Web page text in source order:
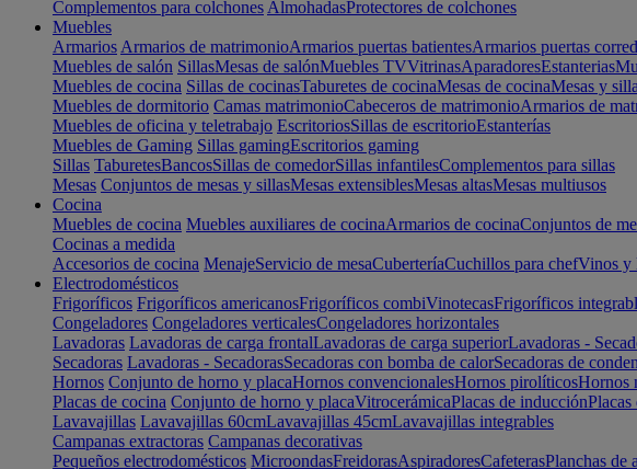
Complementos para colchones AlmohadasProtectores de colchones
Muebles
Armarios Armarios de matrimonioArmarios puertas batientesArmarios puertas
Muebles de salón SillasMesas de salónMuebles TVVitrinasAparadoresEstanterias
Muebles de cocina Sillas de cocinasTaburetes de cocinaMesas de cocinaMesas y
Muebles de dormitorio Camas matrimonioCabeceros de matrimonioArmarios de
Muebles de oficina y teletrabajo EscritoriosSillas de escritorioEstanterías
Muebles de Gaming Sillas gamingEscritorios gaming
Sillas TaburetesBancosSillas de comedorSillas infantilesComplementos para sillas
Mesas Conjuntos de mesas y sillasMesas extensiblesMesas altasMesas multiusos
Cocina
Muebles de cocina Muebles auxiliares de cocinaArmarios de cocinaConjuntos de
Cocinas a medida
Accesorios de cocina MenajeServicio de mesaCuberteríaCuchillos para chefVinos y
Electrodomésticos
Frigoríficos Frigoríficos americanosFrigoríficos combiVinotecasFrigoríficos
Congeladores Congeladores verticalesCongeladores horizontales
Lavadoras Lavadoras de carga frontalLavadoras de carga superiorLavadoras -
Secadoras Lavadoras - SecadorasSecadoras con bomba de calorSecadoras de
Hornos Conjunto de horno y placaHornos convencionalesHornos pirolíticosHornos
Placas de cocina Conjunto de horno y placaVitrocerámicaPlacas de inducciónPlacas
Lavavajillas Lavavajillas 60cmLavavajillas 45cmLavavajillas integrables
Campanas extractoras Campanas decorativas
Pequeños electrodomésticos MicroondasFreidorasAspiradoresCafeterasPlanchas de